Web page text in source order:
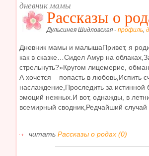
дневник мамы
Рассказы о
Дульсинея Шидловская - профиль,
Дневник мамы и малышаПривет, я
как в сказке…Сидел Амур на
стрельнуть?»Кругом лицемерие,
А хочется – попасть в любовь,Испить
наслаждение,Проследить за истинной
эмоций нежных.И вот, однажды, в
всемирный сводник,Редчайший
читать Рассказы о родах (0)